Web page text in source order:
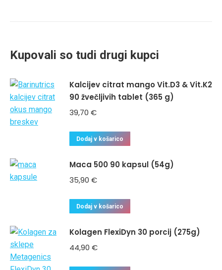
Kupovali so tudi drugi kupci
Kalcijev citrat mango Vit.D3 & Vit.K2
90 žvečljivih tablet (365 g)
39,70 €
Dodaj v košarico
Maca 500 90 kapsul (54g)
35,90 €
Dodaj v košarico
Kolagen FlexiDyn 30 porcij (275g)
44,90 €